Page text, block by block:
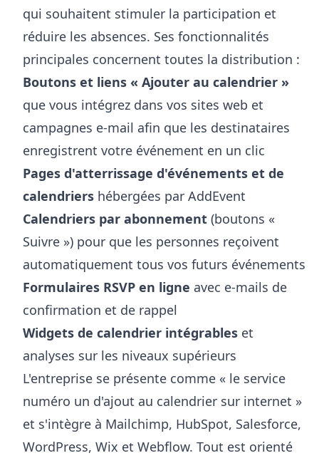
qui souhaitent stimuler la participation et
réduire les absences. Ses fonctionnalités
principales concernent toutes la distribution :
Boutons et liens « Ajouter au calendrier »
que vous intégrez dans vos sites web et
campagnes e-mail afin que les destinataires
enregistrent votre événement en un clic
Pages d'atterrissage d'événements et de
calendriers hébergées par AddEvent
Calendriers par abonnement (boutons «
Suivre ») pour que les personnes reçoivent
automatiquement tous vos futurs événements
Formulaires RSVP en ligne avec e-mails de
confirmation et de rappel
Widgets de calendrier intégrables et
analyses sur les niveaux supérieurs
L'entreprise se présente comme « le service
numéro un d'ajout au calendrier sur internet »
et s'intègre à Mailchimp, HubSpot, Salesforce,
WordPress, Wix et Webflow. Tout est orienté